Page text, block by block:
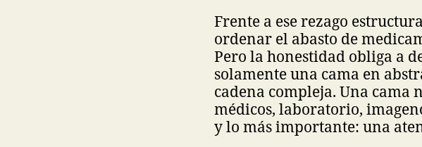
Frente a ese rezago
ordenar el abasto de
Pero la honestidad obliga a
solamente una cama en
cadena compleja. Una cama
médicos, laboratorio,
y lo más importante: una